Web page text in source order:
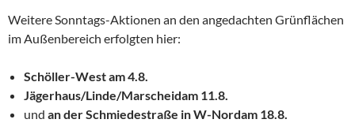
Weitere Sonntags-Aktionen an den angedachten Grünflächen
im Außenbereich erfolgten hier:
Schöller-West am 4.8.
Jägerhaus/Linde/Marscheidam 11.8.
und an der Schmiedestraße in W-Nordam 18.8.